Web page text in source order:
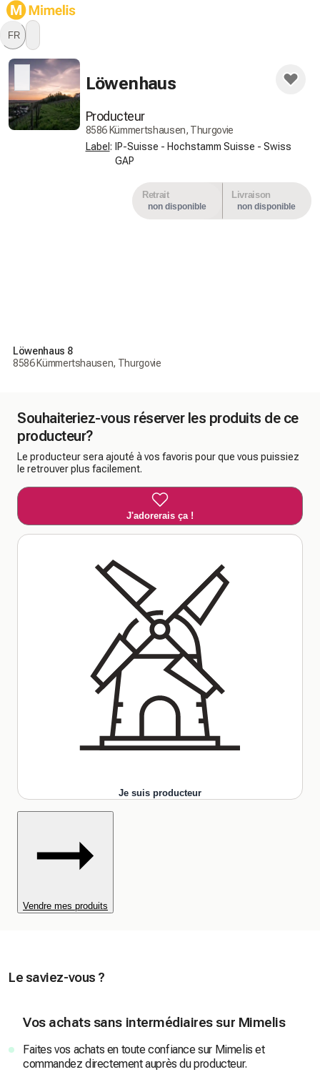
FR
ne propose par encore de
produits.
Löwenhaus
Producteur
8586 Kümmertshausen, Thurgovie
Label :
IP-Suisse - Hochstamm Suisse - Swiss
GAP
Retrait
non disponible
Livraison
non disponible
Löwenhaus 8
8586 Kümmertshausen, Thurgovie
Souhaiteriez-vous réserver les produits de ce
producteur?
Le producteur sera ajouté à vos favoris pour que vous puissiez
le retrouver plus facilement.
J'adorerais ça !
Je suis producteur
Vendre mes produits
Le saviez-vous ?
Vos achats sans intermédiaires sur Mimelis
Faites vos achats en toute confiance sur Mimelis et
commandez directement auprès du producteur.